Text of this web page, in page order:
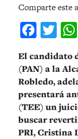
Comparte este
El candidato
(PAN) a la
Robledo,
presentará
(TEE) un
buscar
PRI, Cristina